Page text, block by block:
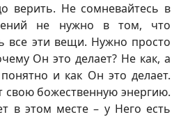
верить. Не сомневайтесь в
не нужно в том, что
все эти вещи. Нужно просто
Он это делает? Не как, а
и как Он это делает.
свою божественную энергию.
в этом месте – у Него есть